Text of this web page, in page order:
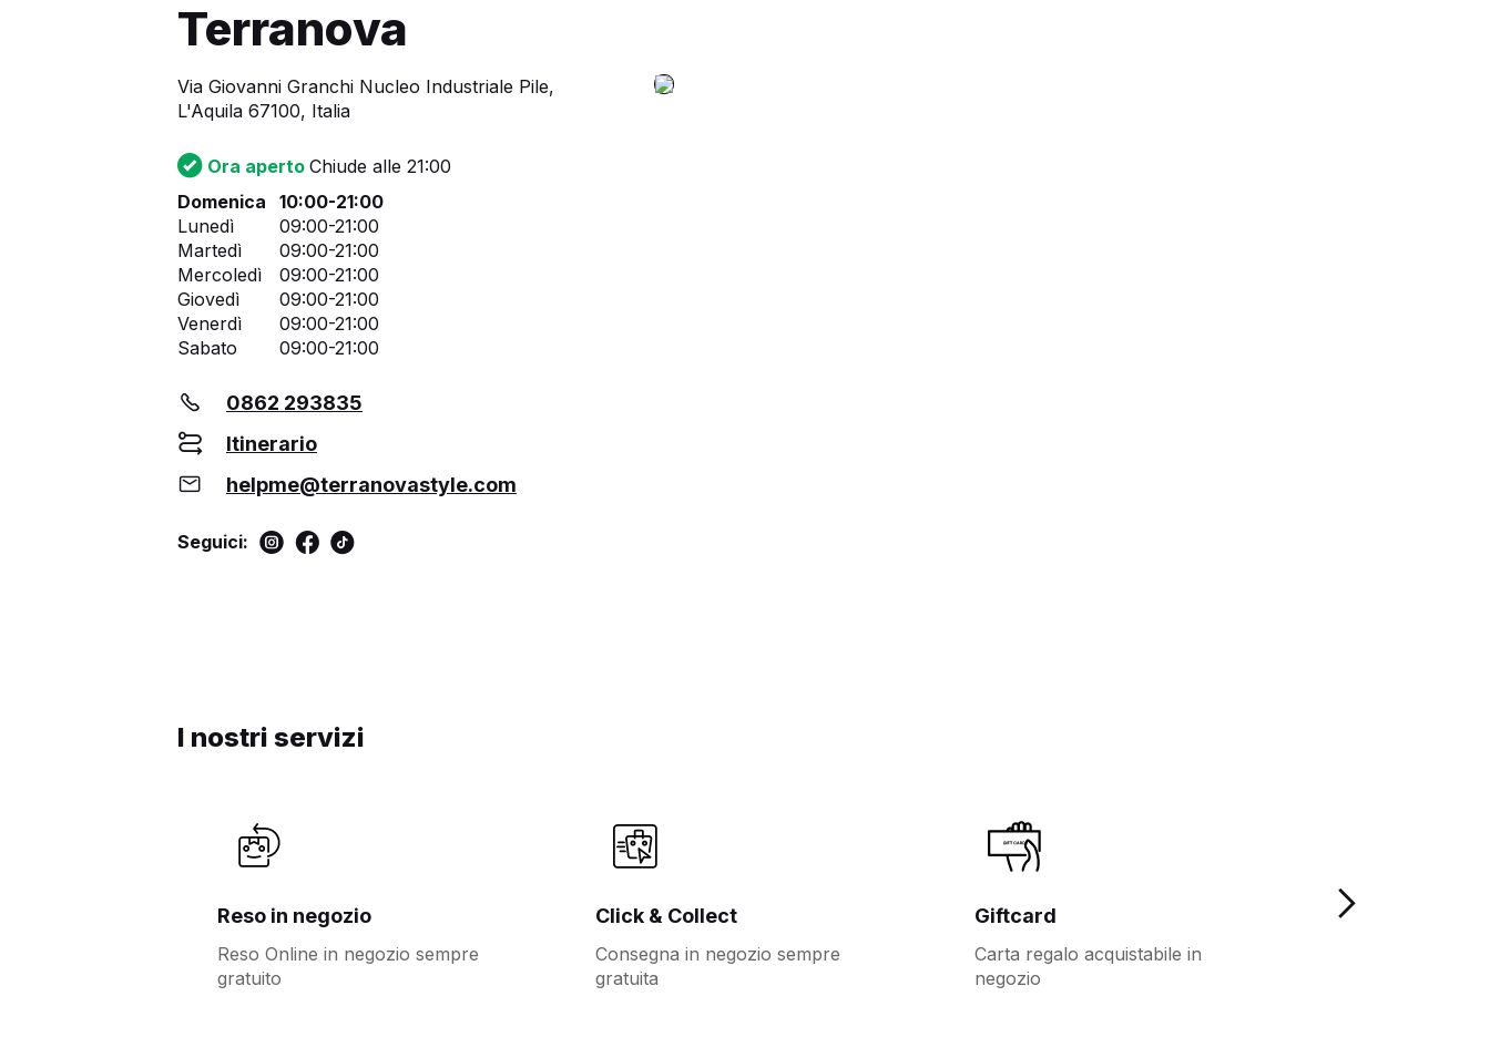
Terranova
Via Giovanni Granchi Nucleo Industriale Pile,
L'Aquila 67100, Italia
Ora aperto Chiude alle 21:00
Domenica
10:00-21:00
Lunedì
09:00-21:00
Martedì
09:00-21:00
Mercoledì
09:00-21:00
Giovedì
09:00-21:00
Venerdì
09:00-21:00
Sabato
09:00-21:00
0862 293835
Itinerario
helpme@terranovastyle.com
Seguici:
I nostri servizi
Reso in negozio
Reso Online in negozio sempre
gratuito
Click & Collect
Consegna in negozio sempre
gratuita
Giftcard
Carta regalo acquistabile in
negozio